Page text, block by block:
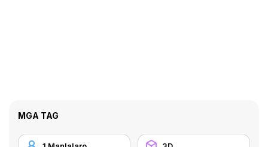
MGA TAG